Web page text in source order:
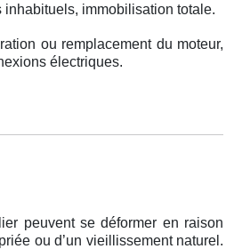
inhabituels, immobilisation totale.
ou remplacement du moteur,
électriques.
peuvent se déformer en raison
ou d’un vieillissement naturel.